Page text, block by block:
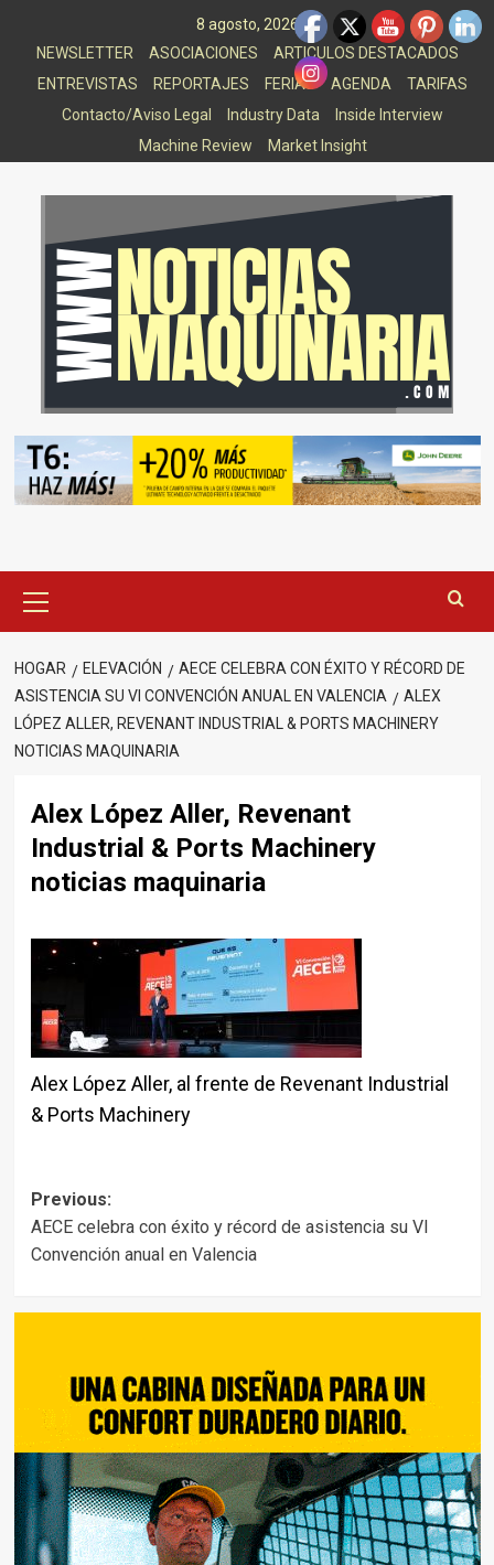
8 agosto, 2026
NEWSLETTER
ASOCIACIONES
ARTICULOS DESTACADOS
ENTREVISTAS
REPORTAJES FERIAS AGENDA
TARIFAS
Contacto/Aviso Legal
Industry Data
Inside Interview
Machine Review
Market Insight
principal
HOGAR ELEVACIÓN
AECE CELEBRA CON ÉXITO Y RÉCORD DE
ASISTENCIA SU VI CONVENCIÓN ANUAL EN VALENCIA
ALEX
LÓPEZ ALLER, REVENANT INDUSTRIAL & PORTS MACHINERY
NOTICIAS MAQUINARIA
Alex López Aller, Revenant
Industrial & Ports Machinery
noticias maquinaria
Alex López Aller, al frente de Revenant Industrial
& Ports Machinery
Post
navigation
Previous:
AECE celebra con éxito y récord de asistencia su VI
Convención anual en Valencia